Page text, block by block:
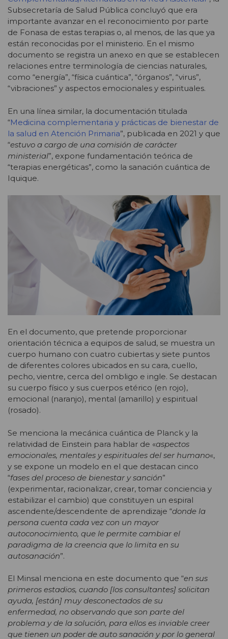
Subsecretaría de Salud Pública concluyó que era
importante avanzar en el reconocimiento por parte
de Fonasa de estas terapias o, al menos, de las que ya
están reconocidas por el ministerio. En el mismo
documento se registra un anexo en que se establecen
relaciones entre terminología de ciencias naturales,
como “energía”, “física cuántica”, “órganos”, “virus”,
“vibraciones” y aspectos emocionales y espirituales.
En una línea similar, la documentación titulada
“Medicina complementaria y prácticas de bienestar de
la salud en Atención Primaria”, publicada en 2021 y que
“estuvo a cargo de una comisión de carácter
ministerial”, expone fundamentación teórica de
“terapias energéticas”, como la sanación cuántica de
Iquique.
En el documento, que pretende proporcionar
orientación técnica a equipos de salud, se muestra un
cuerpo humano con cuatro cubiertas y siete puntos
de diferentes colores ubicados en su cara, cuello,
pecho, vientre, cerca del ombligo e ingle. Se destacan
su cuerpo físico y sus cuerpos etérico (en rojo),
emocional (naranjo), mental (amarillo) y espiritual
(rosado).
Se menciona la mecánica cuántica de Planck y la
relatividad de Einstein para hablar de «aspectos
emocionales, mentales y espirituales del ser humano«,
y se expone un modelo en el que destacan cinco
“fases del proceso de bienestar y sanción”
(experimentar, racionalizar, crear, tomar conciencia y
estabilizar el cambio) que constituyen un espiral
ascendente/descendente de aprendizaje “donde la
persona cuenta cada vez con un mayor
autoconocimiento, que le permite cambiar el
paradigma de la creencia que lo limita en su
autosanación”.
El Minsal menciona en este documento que “en sus
primeros estadios, cuando [los consultantes] solicitan
ayuda, [están] muy desconectados de su
enfermedad, no observando que son parte del
problema y de la solución, para ellos es inviable creer
que tienen un poder de auto sanación y por lo general